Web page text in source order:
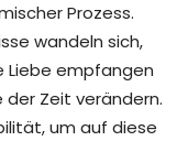
Prozess.
wandeln sich,
Liebe empfangen
der Zeit verändern.
um auf diese